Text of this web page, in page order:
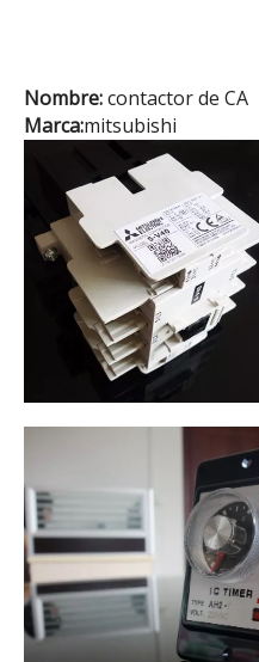
Nombre:contactor de CA
Marca:mitsubishi